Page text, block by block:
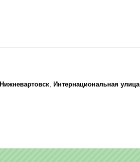
Нижневартовск, Интернациональная улица